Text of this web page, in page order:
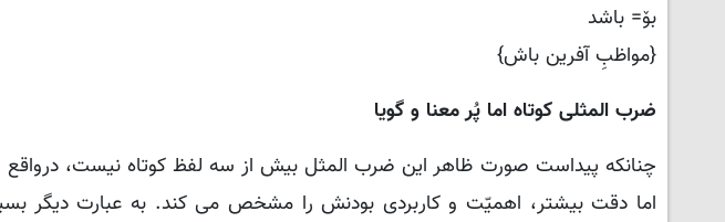
بۆ= باشد
{مواظبِ آفرین باش}
ضرب المثلی کوتاه اما پُر معنا و گویا
چنانکه پیداست صورت ظاهر این ضرب المثل بیش از سه لفظ کوتاه نیست،
اما دقت بیشتر، اهمیّت و کاربردی بودنش را مشخص می کند. به عبارت دیگر